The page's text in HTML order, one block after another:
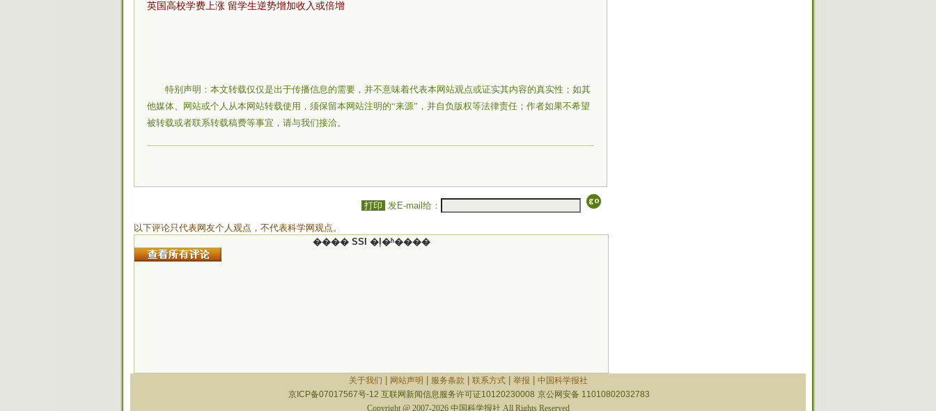
英国高校学费上涨 留学生逆势增加收入或倍增
特别声明：本文转载仅仅是出于传播信息的需要，并不意味着代表本网站观点或证实其内容的真实性；如其
他媒体、网站或个人从本网站转载使用，须保留本网站注明的“来源”，并自负版权等法律责任；作者如果不希望
被转载或者联系转载稿费等事宜，请与我们接洽。
打印 发E-mail给：
以下评论只代表网友个人观点，不代表科学网观点。
���� SSI �ļ�ʱ����
关于我们 网站声明 服务条款 联系方式| 举报
中国科学报社
京ICP备07017567号-12 互联网新闻信息服务许可证10120230008 京公网安备 11010802032783
Copyright @ 2007-2026 中国科学报社 All Rights Reserved